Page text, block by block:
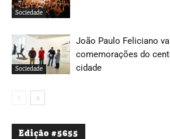
Sociedade
Sociedade
João Paulo Feliciano
comemorações do
cidade
Edição #5655